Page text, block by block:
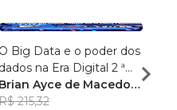
O Big Data e o poder dos
dados na Era Digital 2 ª
Edição:
Brian Ayce de Macedo
215,32